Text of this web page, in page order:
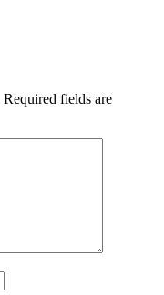
Required fields are